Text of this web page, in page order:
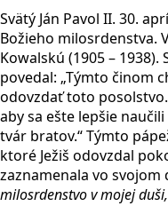
Svätý Ján Pavol II. 30.
Božieho milosrdenstva.
Kowalskú (1905 –
povedal: „Týmto činom
odovzdať toto
aby sa ešte lepšie
tvár bratov.“ Týmto
ktoré Ježiš odovzdal
zaznamenala vo svojom
milosrdenstvo v mojej duši,